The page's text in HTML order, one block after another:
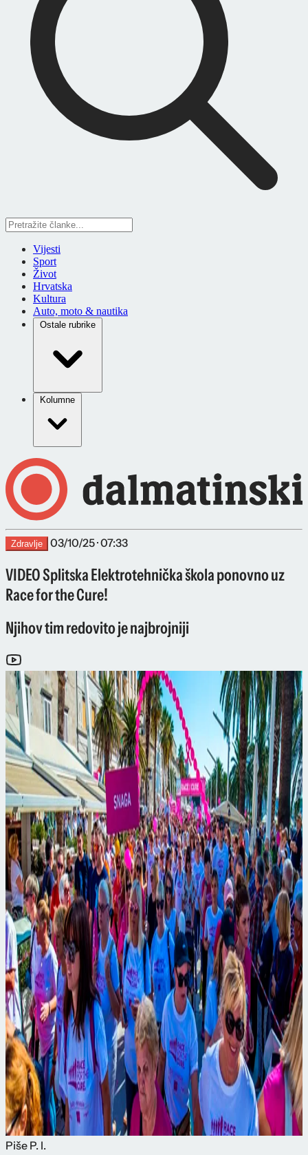
Vijesti
Sport
Život
Hrvatska
Kultura
Auto, moto & nautika
Ostale rubrike
Kolumne
Zdravlje 03/10/25 · 07:33
VIDEO Splitska Elektrotehnička škola ponovno uz
Race for the Cure!
Njihov tim redovito je najbrojniji
Piše P. I.